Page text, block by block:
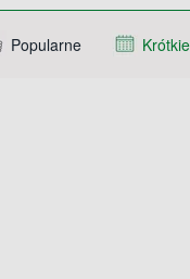
Popularne